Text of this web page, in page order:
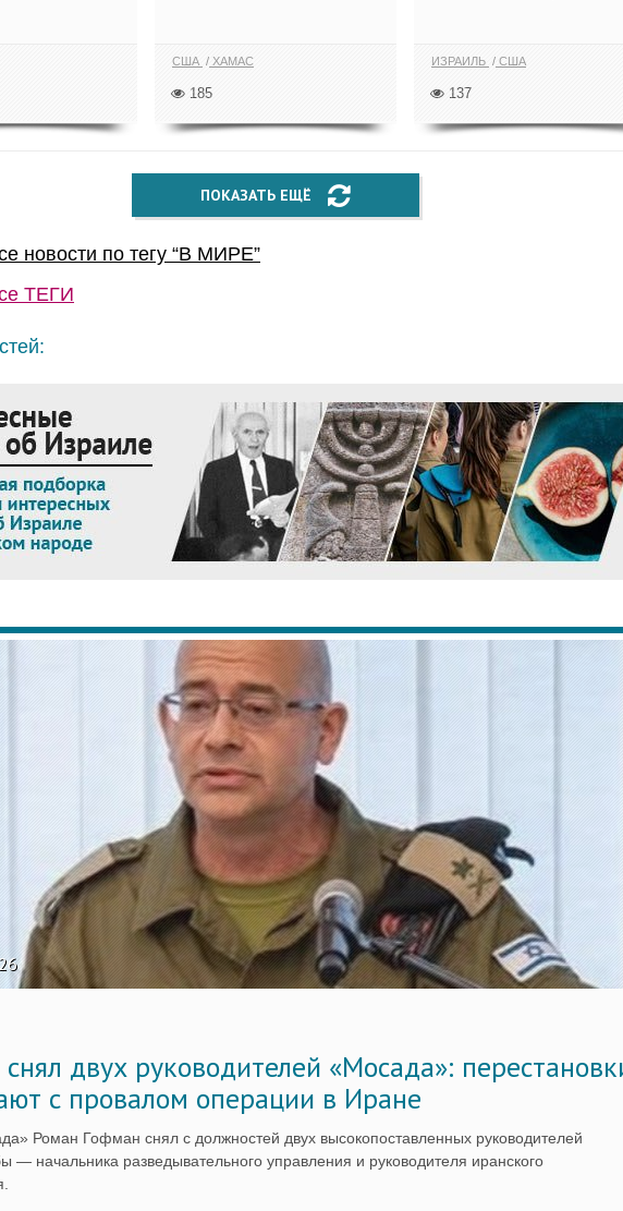
США ХАМАС
185
ИЗРАИЛЬ США
137
ПОКАЗАТЬ ЕЩЁ
новости по тегу “В МИРЕ”
ТЕГИ
двух руководителей «Мосада»:
с провалом операции в Иране
Роман Гофман снял с должностей двух высокопоставленных руководителей
— начальника разведывательного управления и руководителя иранского